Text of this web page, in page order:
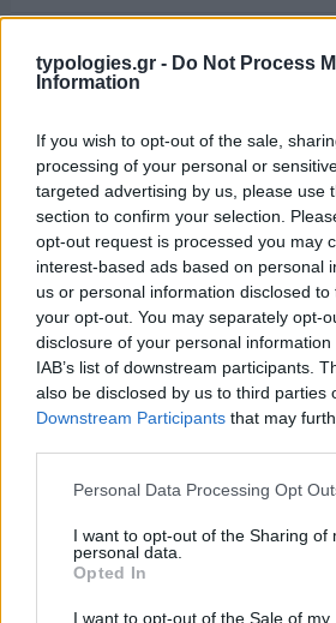
typologies.gr - Do Not Process
Information
If you wish to opt-out of the sale,
processing of your personal or
targeted advertising by us, please use
section to confirm your selection.
opt-out request is processed you may
interest-based ads based on personal
us or personal information disclosed
your opt-out. You may separately opt-
disclosure of your personal
IAB’s list of downstream participants.
also be disclosed by us to third parties
Downstream Participants that may
Please note that this website/app uses
not limited to your visit or usage
grant or deny consent to Google and
use your data for below specified
consent section.
Personal Data Processing Opt
I want to opt-out of the Sharing of
personal data.
Opted In
I want to opt-out of the Sale of my